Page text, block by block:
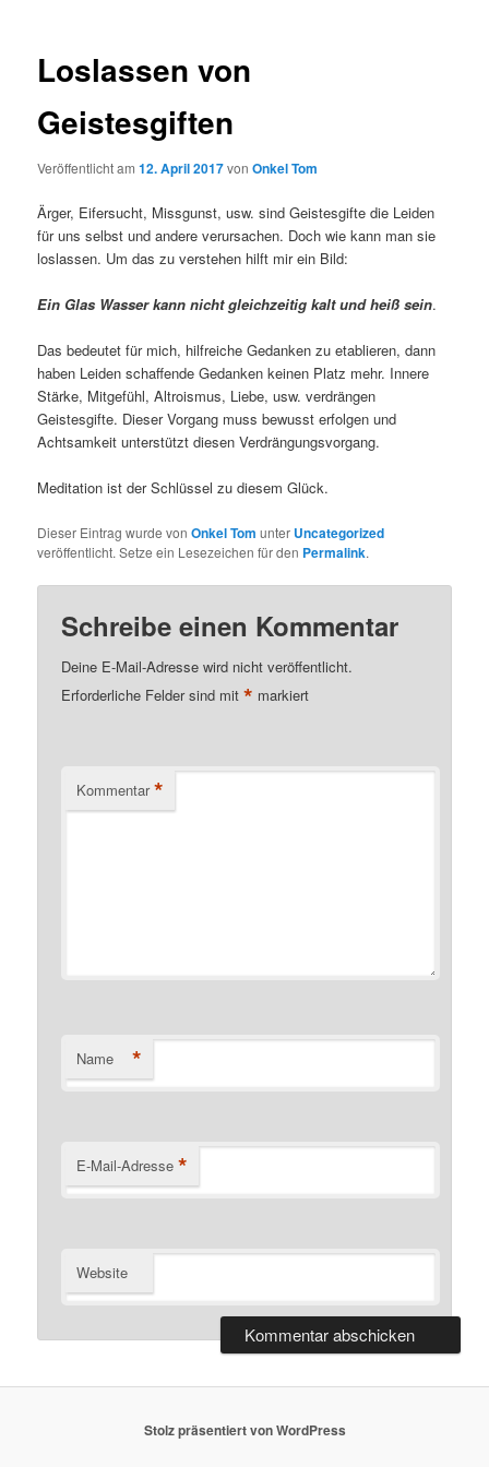
Loslassen von
Geistesgiften
Veröffentlicht am12. April 2017vonOnkel Tom
Ärger, Eifersucht, Missgunst, usw. sind Geistesgifte die Leiden
für uns selbst und andere verursachen. Doch wie kann man sie
loslassen. Um das zu verstehen hilft mir ein Bild:
Ein Glas Wasser kann nicht gleichzeitig kalt und heiß sein.
Das bedeutet für mich, hilfreiche Gedanken zu etablieren, dann
haben Leiden schaffende Gedanken keinen Platz mehr. Innere
Stärke, Mitgefühl, Altroismus, Liebe, usw. verdrängen
Geistesgifte. Dieser Vorgang muss bewusst erfolgen und
Achtsamkeit unterstützt diesen Verdrängungsvorgang.
Meditation ist der Schlüssel zu diesem Glück.
Dieser Eintrag wurde vonOnkel Tom unter Uncategorized
veröffentlicht. Setze ein Lesezeichen für den Permalink.
Schreibe einen Kommentar
Deine E-Mail-Adresse wird nicht veröffentlicht.
Erforderliche Felder sind mit* markiert
Kommentar *
Name *
E-Mail-Adresse *
Website
Stolz präsentiert von WordPress